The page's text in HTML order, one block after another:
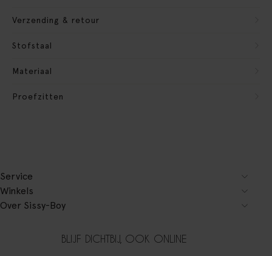
Verzending & retour
Stofstaal
Materiaal
Proefzitten
Service
Winkels
Over Sissy-Boy
BLIJF DICHTBIJ, OOK ONLINE